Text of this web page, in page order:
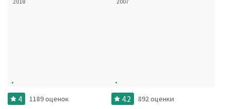
4 1189 оценок 4.2 892 оценки